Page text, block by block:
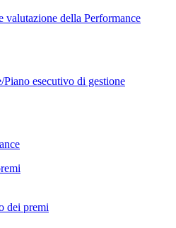
valutazione della Performance
esecutivo di gestione
dei premi